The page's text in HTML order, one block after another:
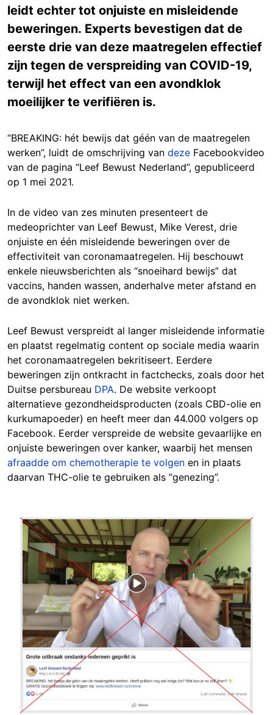
leidt echter tot onjuiste en misleidende
beweringen. Experts bevestigen dat de
eerste drie van deze maatregelen effectief
zijn tegen de verspreiding van COVID-19,
terwijl het effect van een avondklok
moeilijker te verifiëren is.
“BREAKING: hét bewijs dat géén van de maatregelen
werken”, luidt de omschrijving van deze Facebookvideo
van de pagina “Leef Bewust Nederland”, gepubliceerd
op 1 mei 2021.
In de video van zes minuten presenteert de
medeoprichter van Leef Bewust, Mike Verest, drie
onjuiste en één misleidende beweringen over de
effectiviteit van coronamaatregelen. Hij beschouwt
enkele nieuwsberichten als “snoeihard bewijs” dat
vaccins, handen wassen, anderhalve meter afstand en
de avondklok niet werken.
Leef Bewust verspreidt al langer misleidende informatie
en plaatst regelmatig content op sociale media waarin
het coronamaatregelen bekritiseert. Eerdere
beweringen zijn ontkracht in factchecks, zoals door het
Duitse persbureau DPA. De website verkoopt
alternatieve gezondheidsproducten (zoals CBD-olie en
kurkumapoeder) en heeft meer dan 44.000 volgers op
Facebook. Eerder verspreide de website gevaarlijke en
onjuiste beweringen over kanker, waarbij het mensen
afraadde om chemotherapie te volgen en in plaats
daarvan THC-olie te gebruiken als “genezing”.
Image